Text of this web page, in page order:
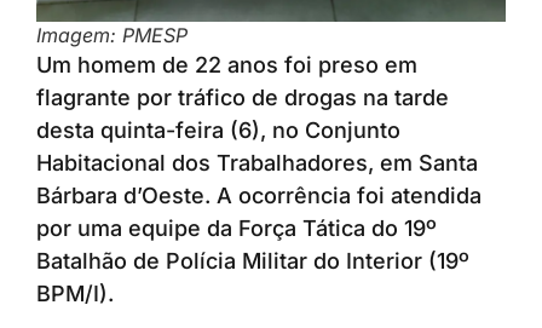
Imagem: PMESP
Um homem de 22 anos foi preso em
flagrante por tráfico de drogas na tarde
desta quinta-feira (6), no Conjunto
Habitacional dos Trabalhadores, em Santa
Bárbara d’Oeste. A ocorrência foi atendida
por uma equipe da Força Tática do 19º
Batalhão de Polícia Militar do Interior (19º
BPM/I).